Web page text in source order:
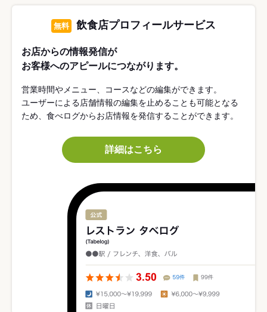
無料 飲食店プロフィールサービス
お店からの情報発信が
お客様へのアピールにつながります。
営業時間やメニュー、コースなどの編集ができます。
ユーザーによる店舗情報の編集を止めることも可能となる
ため、食べログからお店情報を発信することができます。
詳細はこちら